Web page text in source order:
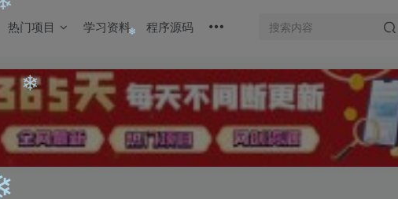
热门项目 学习资料 程序源码
❄
❄
❄